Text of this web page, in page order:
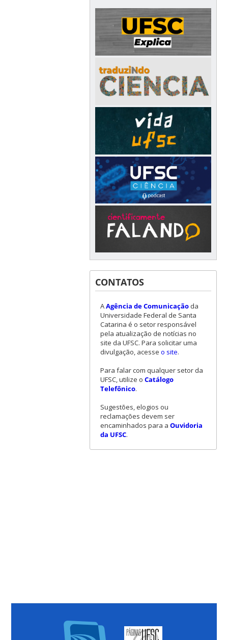
CONTATOS
AAgência de Comunicaçãoda
Universidade Federal de Santa
Catarina é o setor responsável
pela atualização de notícias no
site da UFSC. Para solicitar uma
divulgação, acesse o site.
Para falar com qualquer setor da
UFSC, utilize o Catálogo
Telefônico.
Sugestões, elogios ou
reclamações devem ser
encaminhados para a Ouvidoria
da UFSC.